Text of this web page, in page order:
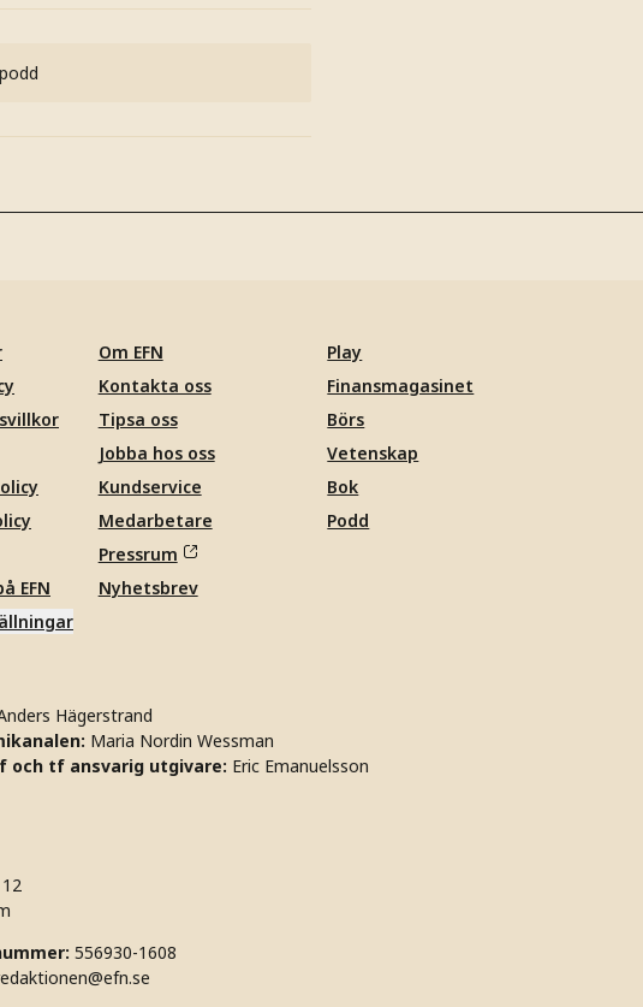
EFN
Om EFN
Kontakta oss
Tipsa oss
Jobba hos oss
Kundservice
Medarbetare
Pressrum
Nyhetsbrev
Play
Finansmagasinet
Börs
Vetenskap
Bok
Podd
Hägerstrand
Maria Nordin Wessman
och tf ansvarig utgivare: Eric Emanuelsson
556930-1608